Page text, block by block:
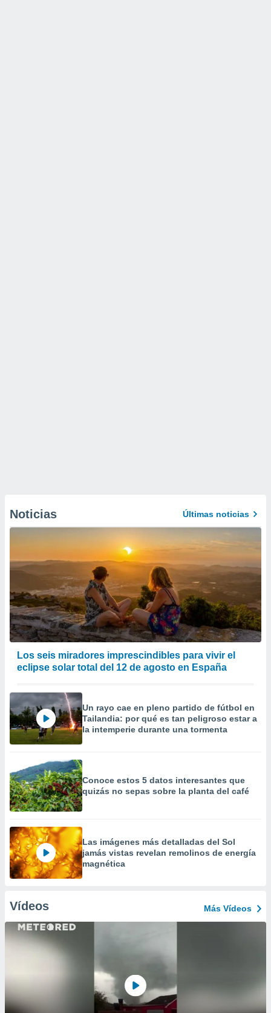
Noticias Últimas noticias
Los seis miradores imprescindibles para vivir el
eclipse solar total del 12 de agosto en España
Un rayo cae en pleno partido de fútbol en
Tailandia: por qué es tan peligroso estar a
la intemperie durante una tormenta
Conoce estos 5 datos interesantes que
quizás no sepas sobre la planta del café
Las imágenes más detalladas del Sol
jamás vistas revelan remolinos de energía
magnética
Vídeos Más Vídeos